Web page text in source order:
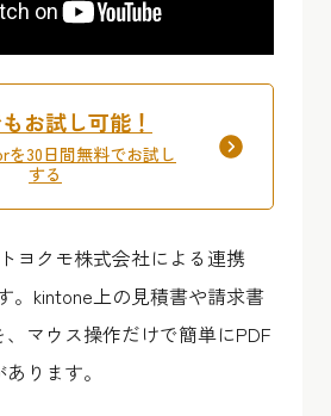
お試し可能！
30日間無料でお試し
する
ヨクモ株式会社による連携
。kintone上の見積書や請求書
マウス操作だけで簡単にPDF
ります。